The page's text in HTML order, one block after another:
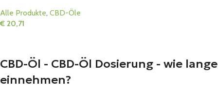
Alle Produkte, CBD-Öle
€ 20,71
CBD-Öl - CBD-Öl Dosierung - wie lange
einnehmen?